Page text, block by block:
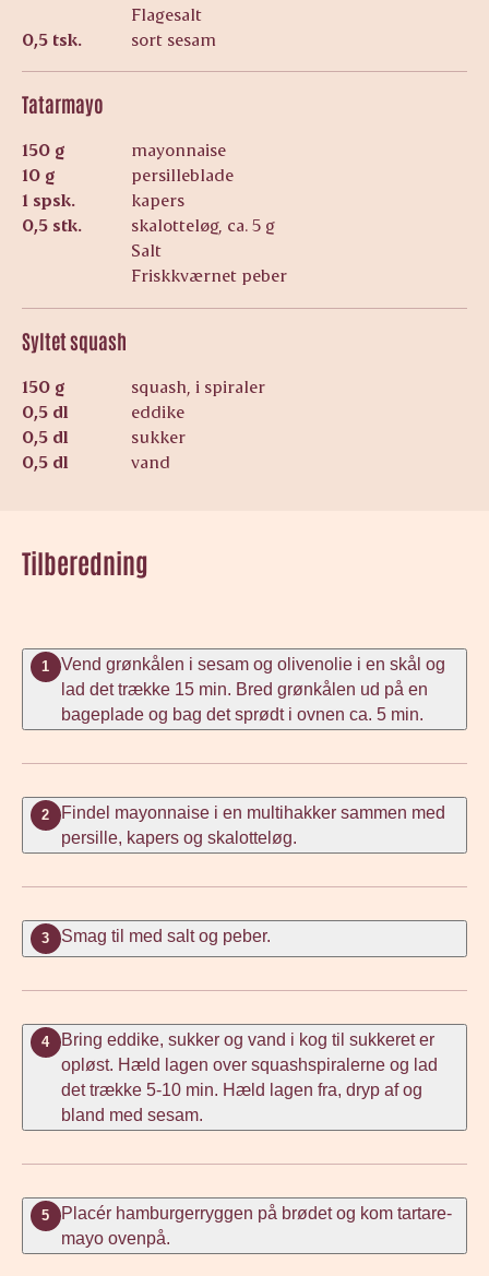
Flagesalt
0,5 tsk.
sort sesam
Tatarmayo
150 g
mayonnaise
10 g
persilleblade
1 spsk.
kapers
0,5 stk.
skalotteløg, ca. 5 g
Salt
Friskkværnet peber
Syltet squash
150 g
squash, i spiraler
0,5 dl
eddike
0,5 dl
sukker
0,5 dl
vand
Tilberedning
1
Vend grønkålen i sesam og olivenolie i en skål og
lad det trække 15 min. Bred grønkålen ud på en
bageplade og bag det sprødt i ovnen ca. 5 min.
2
Findel mayonnaise i en multihakker sammen med
persille, kapers og skalotteløg.
3 Smag til med salt og peber.
4
Bring eddike, sukker og vand i kog til sukkeret er
opløst. Hæld lagen over squashspiralerne og lad
det trække 5-10 min. Hæld lagen fra, dryp af og
bland med sesam.
5
Placér hamburgerryggen på brødet og kom tartare-
mayo ovenpå.